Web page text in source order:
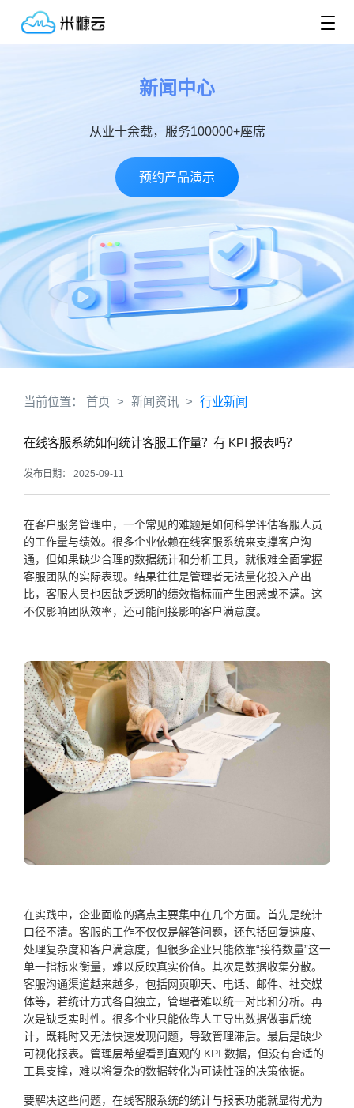
新闻中心
从业十余载，服务100000+座席
预约产品演示
当前位置： 首页 > 新闻资讯 > 行业新闻
在线客服系统如何统计客服工作量？有 KPI 报表吗？
发布日期： 2025-09-11
在客户服务管理中，一个常见的难题是如何科学评估客服人员
的工作量与绩效。很多企业依赖在线客服系统来支撑客户沟
通，但如果缺少合理的数据统计和分析工具，就很难全面掌握
客服团队的实际表现。结果往往是管理者无法量化投入产出
比，客服人员也因缺乏透明的绩效指标而产生困惑或不满。这
不仅影响团队效率，还可能间接影响客户满意度。
在实践中，企业面临的痛点主要集中在几个方面。首先是统计
口径不清。客服的工作不仅仅是解答问题，还包括回复速度、
处理复杂度和客户满意度，但很多企业只能依靠“接待数量”这一
单一指标来衡量，难以反映真实价值。其次是数据收集分散。
客服沟通渠道越来越多，包括网页聊天、电话、邮件、社交媒
体等，若统计方式各自独立，管理者难以统一对比和分析。再
次是缺乏实时性。很多企业只能依靠人工导出数据做事后统
计，既耗时又无法快速发现问题，导致管理滞后。最后是缺少
可视化报表。管理层希望看到直观的 KPI 数据，但没有合适的
工具支撑，难以将复杂的数据转化为可读性强的决策依据。
要解决这些问题，在线客服系统的统计与报表功能就显得尤为